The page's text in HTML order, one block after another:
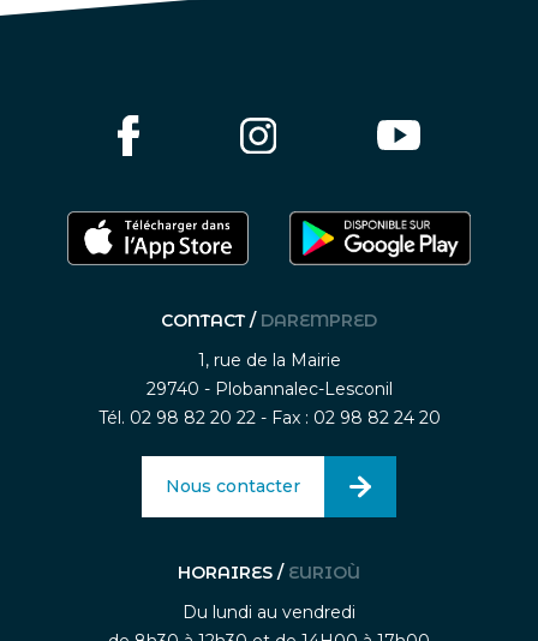
CONTACT / DAREMPRED
1, rue de la Mairie
29740 - Plobannalec-Lesconil
Tél. 02 98 82 20 22 - Fax : 02 98 82 24 20
Nous contacter
HORAIRES / EURIOÙ
Du lundi au vendredi